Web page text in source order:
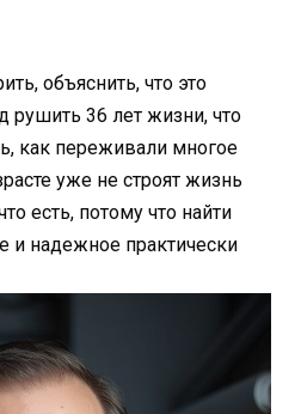
объяснить, что это
рушить 36 лет жизни, что
как переживали многое
уже не строят жизнь
есть, потому что найти
и надежное практически